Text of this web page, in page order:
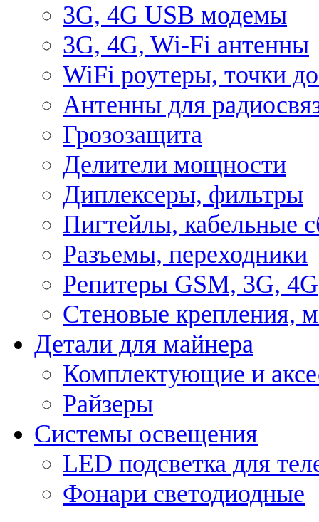
3G, 4G USB модемы
3G, 4G, Wi-Fi антенны
WiFi роутеры, точки
Антенны для
Грозозащита
Делители мощности
Диплексеры, фильтры
Пигтейлы, кабельные
Разъемы, переходники
Репитеры GSM, 3G, 4G
Стеновые крепления,
Детали для майнера
Комплектующие и
Райзеры
Системы освещения
LED подсветка для
Фонари светодиодные